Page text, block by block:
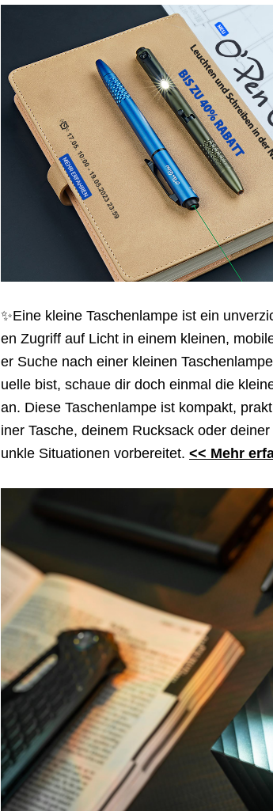
✨Eine kleine Taschenlampe ist ein
en Zugriff auf Licht in einem kleinen,
er Suche nach einer kleinen
uelle bist, schaue dir doch einmal die
an. Diese Taschenlampe ist kompakt,
iner Tasche, deinem Rucksack oder
unkle Situationen vorbereitet.<< Mehr